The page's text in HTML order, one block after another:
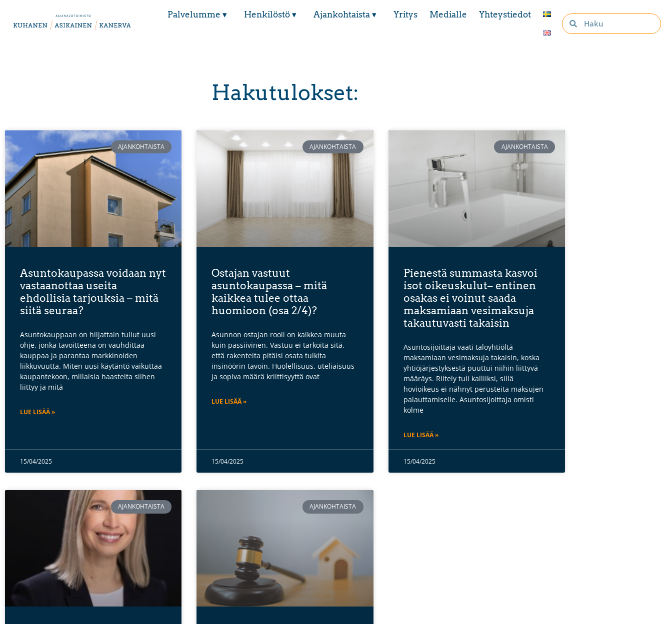
Palvelumme ▾ Henkilöstö ▾ Ajankohtaista ▾ Yritys Medialle Yhteystiedot
Hakutulokset:
AJANKOHTAISTA
Asuntokaupassa voidaan nyt
vastaanottaa useita
ehdollisia tarjouksia – mitä
siitä seuraa?
Asuntokauppaan on hiljattain tullut uusi
ohje, jonka tavoitteena on vauhdittaa
kauppaa ja parantaa markkinoiden
liikkuvuutta. Miten uusi käytäntö vaikuttaa
kaupantekoon, millaisia haasteita siihen
liittyy ja mitä
LUE LISÄÄ »
15/04/2025
AJANKOHTAISTA
Ostajan vastuut
asuntokaupassa – mitä
kaikkea tulee ottaa
huomioon (osa 2/4)?
Asunnon ostajan rooli on kaikkea muuta
kuin passiivinen. Vastuu ei tarkoita sitä,
että rakenteita pitäisi osata tulkita
insinöörin tavoin. Huolellisuus, uteliaisuus
ja sopiva määrä kriittisyyttä ovat
LUE LISÄÄ »
15/04/2025
AJANKOHTAISTA
Pienestä summasta kasvoi
isot oikeuskulut– entinen
osakas ei voinut saada
maksamiaan vesimaksuja
takautuvasti takaisin
Asuntosijoittaja vaati taloyhtiöltä
maksamiaan vesimaksuja takaisin, koska
yhtiöjärjestyksestä puuttui niihin liittyvä
määräys. Riitely tuli kalliiksi, sillä
hovioikeus ei nähnyt perusteita maksujen
palauttamiselle. Asuntosijoittaja omisti
kolme
LUE LISÄÄ »
15/04/2025
AJANKOHTAISTA AJANKOHTAISTA